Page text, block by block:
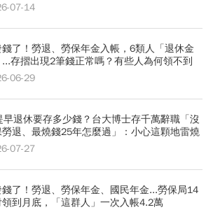
07-14
錢了！勞退、勞保年金入帳，6類人「退休金
...存摺出現2筆錢正常嗎？有些人為何領不到
06-29
早退休要存多少錢？台大博士存千萬辭職「沒
退、最燒錢25年怎麼過」：小心這顆地雷燒
07-27
錢了！勞退、勞保年金、國民年金...勞保局14
到月底，「這群人」一次入帳4.2萬